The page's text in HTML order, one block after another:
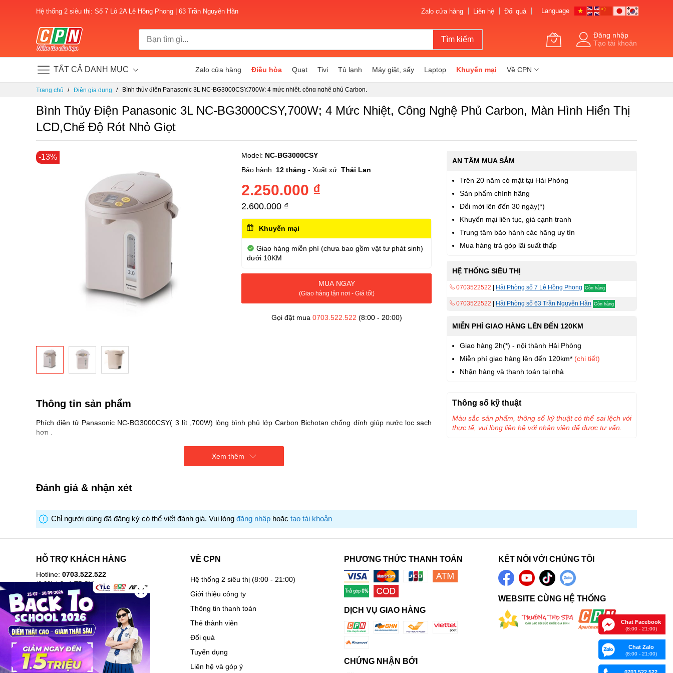
Hệ thống 2 siêu thị: Số 7 Lô 2A Lê Hồng Phong | 63 Trần Nguyên Hãn Zalo cửa hàng Liên hệ Đổi quà Language
TẤT CẢ DANH MỤC
Tìm kiếm
Đăng nhập
Tạo tài khoản
Zalo cửa hàng Điều hòa Quạt Tivi Tủ lạnh Máy giặt, sấy Laptop Khuyến mại Về CPN
Trang chủ Điện gia dụng
Bình thủy điện Panasonic 3L NC-BG3000CSY,700W; 4 mức nhiệt, công nghệ phủ Carbon,
Bình Thủy Điện Panasonic 3L NC-BG3000CSY,700W; 4 Mức Nhiệt, Công Nghệ Phủ Carbon, Màn Hình Hiển Thị
LCD,chế Độ Rót Nhỏ Giọt
Chuyển
đến
phần
của
thư
-13% Model: NC-BG3000CSY
Bảo hành: 12 tháng - Xuất xứ: Thái Lan
2.250.000 ₫
2.600.000 ₫
Khuyến mại
Giao hàng miễn phí (chưa bao gồm vật tư phát sinh)
dưới 10KM
MUA NGAY
(Giao hàng tận nơi - Giá tốt)
Gọi đặt mua 0703.522.522 (8:00 - 20:00)
AN TÂM MUA SẮM
Trên 20 năm có mặt tại Hải Phòng
Sản phẩm chính hãng
Đổi mới lên đến 30 ngày(*)
Khuyến mại liên tục, giá cạnh tranh
Trung tâm bảo hành các hãng uy tín
Mua hàng trả góp lãi suất thấp
HỆ THỐNG SIÊU THỊ
0703522522 Hải Phòng số 7 Lê Hồng Phong Còn hàng
0703522522 Hải Phòng số 63 Trần Nguyên Hãn Còn hàng
MIỄN PHÍ GIAO HÀNG LÊN ĐẾN 120KM
Giao hàng 2h(*) - nội thành Hải Phòng
Miễn phí giao hàng lên đến 120km* (chi tiết)
Nhận hàng và thanh toán tại nhà
Thông tin sản phẩm
Phích điện tử Panasonic NC-BG3000CSY( 3 lít ,700W) lòng bình phủ lớp Carbon Bichotan chống dính giúp nước lọc sạch
hơn .
Xem thêm
Thông số kỹ thuật
Màu sắc sản phẩm, thông số kỹ thuật có thể sai lệch với
thực tế, vui lòng liên hệ với nhân viên để được tư vấn.
Đánh giá & nhận xét
Chỉ người dùng đã đăng ký có thể viết đánh giá. Vui lòng đăng nhập hoặc tạo tài khoản
HỖ TRỢ KHÁCH HÀNG
Hotline: 0703.522.522
(8-20h kể cả T7,CN)
Hướng dẫn mua hàng
Câu hỏi thường gặp
Lịch sử mua hàng
Hóa đơn điện tử
Vận chuyển và giao nhận
Hướng dẫn trả góp
VỀ CPN
Hệ thống 2 siêu thị(8:00 - 21:00)
Giới thiệu công ty
Thông tin thanh toán
Thẻ thành viên
Đổi quà
Tuyển dụng
Liên hệ và góp ý
PHƯƠNG THỨC THANH TOÁN
DỊCH VỤ GIAO HÀNG
CHỨNG NHẬN BỞI
KẾT NỐI VỚI CHÚNG TÔI
WEBSITE CÙNG HỆ THỐNG
Chat Facebook
(8:00 - 21:00)
Chat Zalo
(8:00 - 21:00)